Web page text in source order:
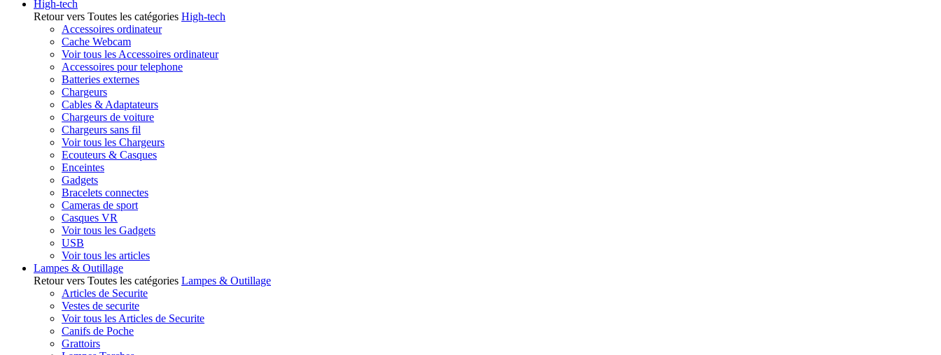
High-tech
Retour vers Toutes les catégories High-tech
Accessoires ordinateur
Cache Webcam
Voir tous les Accessoires ordinateur
Accessoires pour telephone
Batteries externes
Chargeurs
Cables & Adaptateurs
Chargeurs de voiture
Chargeurs sans fil
Voir tous les Chargeurs
Ecouteurs & Casques
Enceintes
Gadgets
Bracelets connectes
Cameras de sport
Casques VR
Voir tous les Gadgets
USB
Voir tous les articles
Lampes & Outillage
Retour vers Toutes les catégories Lampes & Outillage
Articles de Securite
Vestes de securite
Voir tous les Articles de Securite
Canifs de Poche
Grattoirs